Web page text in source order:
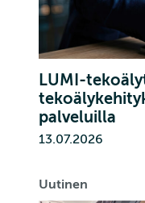
LUMI-
palveluilla
13.07.2026
Uutinen